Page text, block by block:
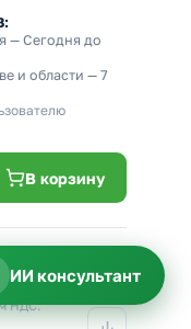
— Сегодня до
и области — 7
В корзину
1 шт
НДС.
ИИ консультант